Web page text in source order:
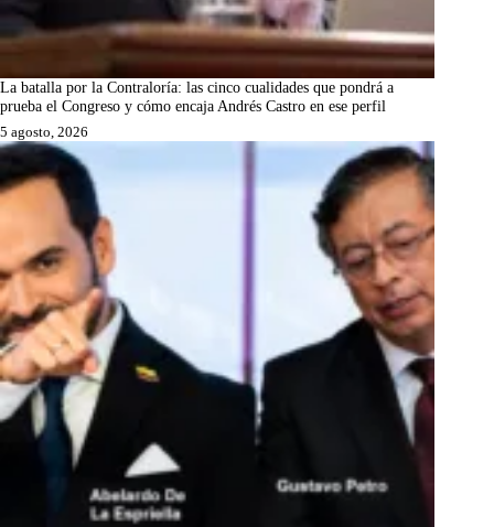
La batalla por la Contraloría: las cinco cualidades que pondrá a
prueba el Congreso y cómo encaja Andrés Castro en ese perfil
5 agosto, 2026